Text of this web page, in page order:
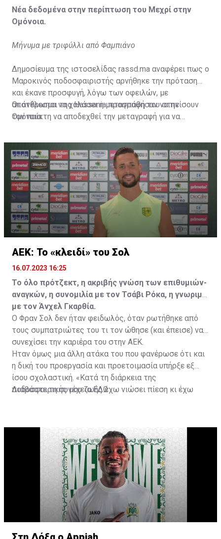
Νέα δεδομένα στην περίπτωση του Μεχρί στην
Ομόνοια.
Μήνυμα με τριφύλλι από Φαμπιάνο
Δημοσίευμα της ιστοσελίδας rassd.ma αναφέρει πως ο
Μαροκινός ποδοσφαιριστής αρνήθηκε την πρόταση
και έκανε προσφυγή, λόγω των οφειλών, με
αποτέλεσμα να χαλάσει η μεταγραφή του στην
Ομόνοια.
Οι άνθρωποι της Hassania προσπάθησαν να πείσουν
τον παίκτη να αποδεχθεί την μεταγραφή για να
να λύσει το συμβόλαιό του, ώστε να μετακομίσει
ελεύθερα σε οποιαδήποτε νέα ομάδα το τρέχον
καλοκαίρι.
ΑΕΚ: Το «κλειδί» του Σολ
16.07.2023 16:25
Το όλο πρότζεκτ, η ακριβής γνώση των επιθυμιών-
αναγκών, η συνομιλία με τον Τσάβι Ρόκα, η γνωριμία
με τον Άνχελ Γκαρθία.
Ο Φραν Σολ δεν ήταν φειδωλός, όταν ρωτήθηκε από
τους συμπατριώτες του τι τον ώθησε (και έπεισε) να
συνεχίσει την καριέρα του στην ΑΕΚ.
Ήταν όμως μια άλλη ατάκα του που φανέρωσε ότι και
η δική του προεργασία και προετοιμασία υπήρξε εξ
ίσου σχολαστική. «Κατά τη διάρκεια της
ποδοσφαιρικής μου ζωής έχω νιώσει πίεση κι έχω
Διαβάστε τη συνέχειαΕΔΩ